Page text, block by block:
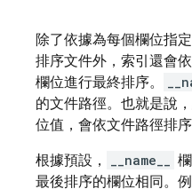
除了依據為每個欄位指
排序文件外，索引還會
欄位進行最終排序。
的文件路徑。也就是說
位值，會依文件路徑排序
根據預設，
__name__
最後排序的欄位相同。例